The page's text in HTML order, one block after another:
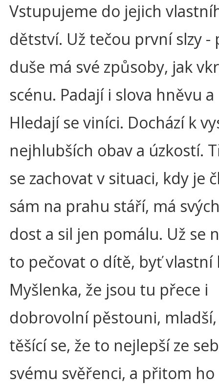
Vstupujeme do jejich
dětství. Už tečou první slzy -
duše má své způsoby, jak
scénu. Padají i slova hněvu
Hledají se viníci. Dochází k
nejhlubších obav a úzkostí.
se zachovat v situaci, kdy je
sám na prahu stáří, má
dost a sil jen pomálu. Už se
to pečovat o dítě, byť vlastní
Myšlenka, že jsou tu přece i
dobrovolní pěstouni, mladší,
těšící se, že to nejlepší ze
svému svěřenci, a přitom